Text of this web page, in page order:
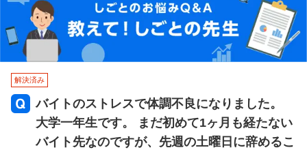
解決済み
バイトのストレスで体調不良になりました。
大学一年生です。 まだ初めて1ヶ月も経たない
バイト先なのですが、先週の土曜日に辞めるこ